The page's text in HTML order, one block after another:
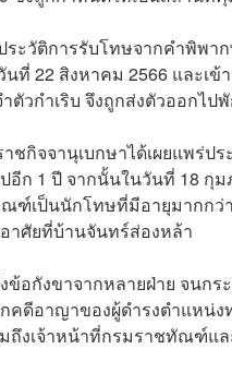
ะวัติการรับโทษจากคำพิพา
ที่ 22 สิงหาคม 2566 และเ
วกำเริบ จึงถูกส่งตัวออกไป
ชกิจจานุเบกษาได้เผยแพร่
ก 1 ปี จากนั้นในวันที่ 18 กุ
ฑ์เป็นนักโทษที่มีอายุมากกว่
าศัยที่บ้านจันทร์ส่องหล้า
อกังขาจากหลายฝ่าย จนก
ดีอาญาของผู้ดำรงตำแหน่ง
ถึงเจ้าหน้าที่กรมราชทัณฑ์แ